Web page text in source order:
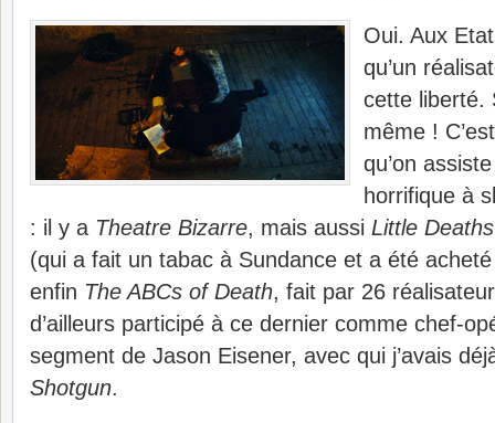
Oui. Aux
qu’un
cette liberté.
même !
qu’on
horrifique à
: il y a Theatre Bizarre, mais aussi Little Deaths
(qui a fait un tabac à Sundance et a été
enfin The ABCs of Death, fait par 26
d’ailleurs participé à ce dernier comme chef-
segment de Jason Eisener, avec qui j’avais
Shotgun.